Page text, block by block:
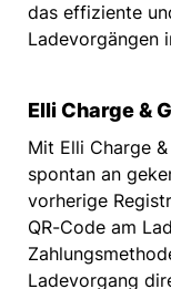
das effiziente
Ladevorgängen
Elli Charge &
Mit Elli Charge
spontan an
vorherige
QR-Code am
Ladevorgang